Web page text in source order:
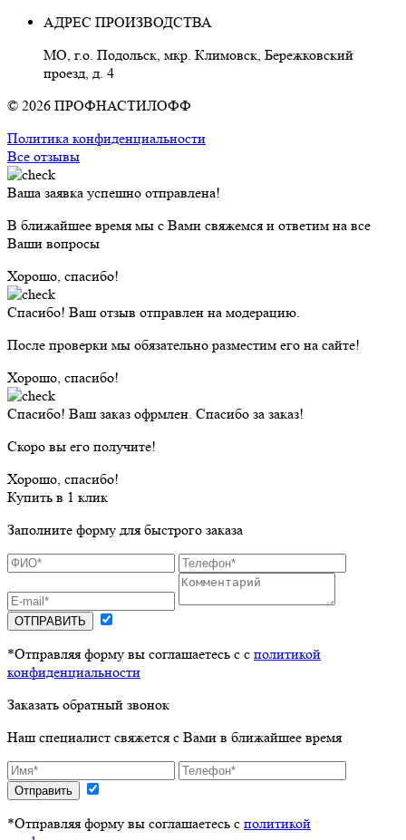
АДРЕС ПРОИЗВОДСТВА
МО, г.о. Подольск, мкр. Климовск, Бережковский
проезд, д. 4
© 2026 ПРОФНАСТИЛОФФ
Политика конфиденциальности
Все отзывы
Ваша заявка успешно отправлена!
В ближайшее время мы с Вами свяжемся и ответим на все
Ваши вопросы
Хорошо, спасибо!
Спасибо! Ваш отзыв отправлен на модерацию.
После проверки мы обязательно разместим его на сайте!
Хорошо, спасибо!
Спасибо! Ваш заказ офрмлен. Спасибо за заказ!
Скоро вы его получите!
Хорошо, спасибо!
Купить в 1 клик
Заполните форму для быстрого заказа
ОТПРАВИТЬ
*Отправляя форму вы соглашаетесь с с политикой
конфиденциальности
Заказать обратный звонок
Наш специалист свяжется с Вами в ближайшее время
Отправить
*Отправляя форму вы соглашаетесь с политикой